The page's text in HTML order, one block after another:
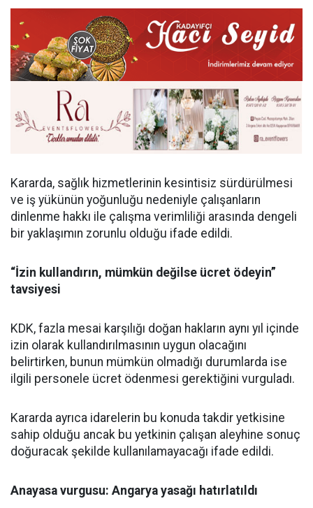
Kararda, sağlık hizmetlerinin kesintisiz sürdürülmesi
ve iş yükünün yoğunluğu nedeniyle çalışanların
dinlenme hakkı ile çalışma verimliliği arasında dengeli
bir yaklaşımın zorunlu olduğu ifade edildi.
“İzin kullandırın, mümkün değilse ücret ödeyin”
tavsiyesi
KDK, fazla mesai karşılığı doğan hakların aynı yıl içinde
izin olarak kullandırılmasının uygun olacağını
belirtirken, bunun mümkün olmadığı durumlarda ise
ilgili personele ücret ödenmesi gerektiğini vurguladı.
Kararda ayrıca idarelerin bu konuda takdir yetkisine
sahip olduğu ancak bu yetkinin çalışan aleyhine sonuç
doğuracak şekilde kullanılamayacağı ifade edildi.
Anayasa vurgusu: Angarya yasağı hatırlatıldı